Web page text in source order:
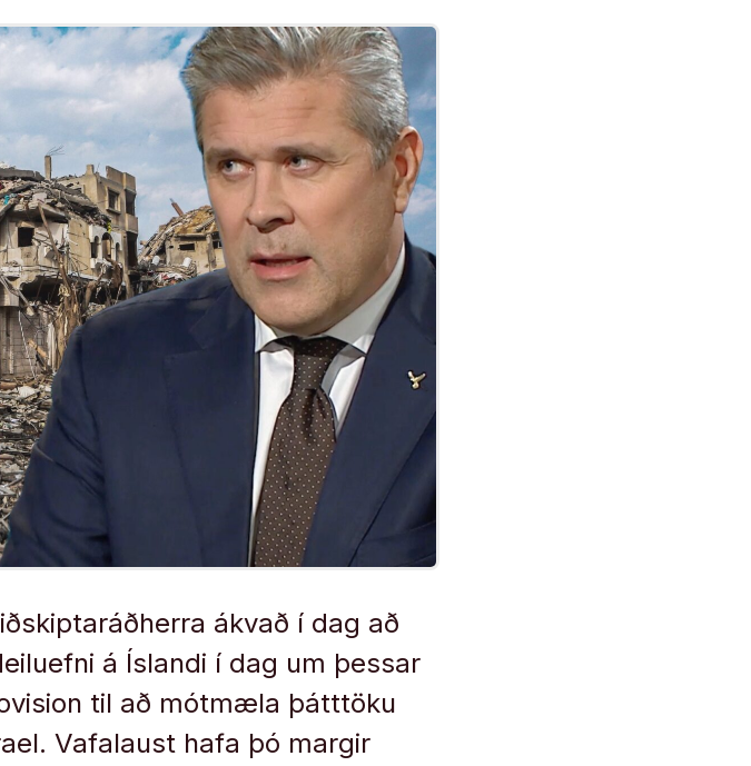
ákvað í dag að
á Íslandi í dag um þessar
til að mótmæla þátttöku
Vafalaust hafa þó margir